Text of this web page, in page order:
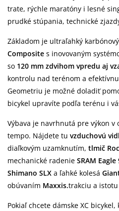
trate, rýchle maratóny i lesné
prudké stúpania, technické
Základom je ultraľahký
Composite s inovovaným
so 120 mm zdvihom vpredu aj
kontrolu nad terénom a
Geometriu je možné doladiť
bicykel upravíte podľa terénu i
Výbava je navrhnutá pre výkon
tempo. Nájdete tu vzduchovú
diaľkovým uzamknutím, tlmič
mechanické radenie SRAM Eagle
Shimano SLX a ľahké kolesá
obúvaním Maxxis.trakciu a
Pokiaľ chcete dámske XC